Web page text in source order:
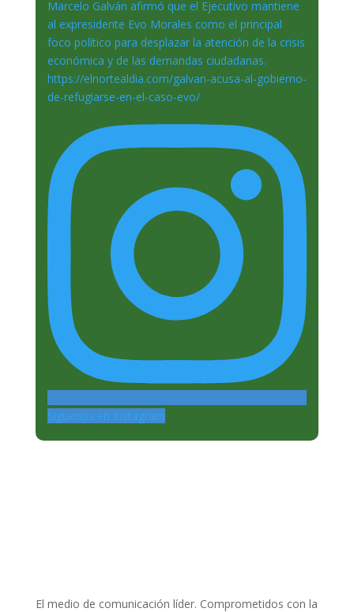
Siguenos en Instagram
El medio de comunicación líder. Comprometidos con la